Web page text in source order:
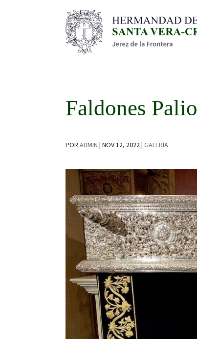
Faldones Palio
PORADMIN |NOV 12, 2022|GALERÍA